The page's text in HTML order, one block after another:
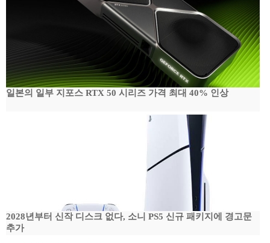
일본의 일부 지포스 RTX 50 시리즈 가격 최대 40% 인상
2028년부터 신작 디스크 없다, 소니 PS5 신규 패키지에 경고문
추가